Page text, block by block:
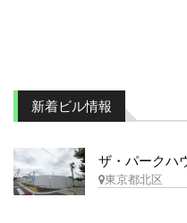
新着ビル情報
ザ・パークハ
東京都北区